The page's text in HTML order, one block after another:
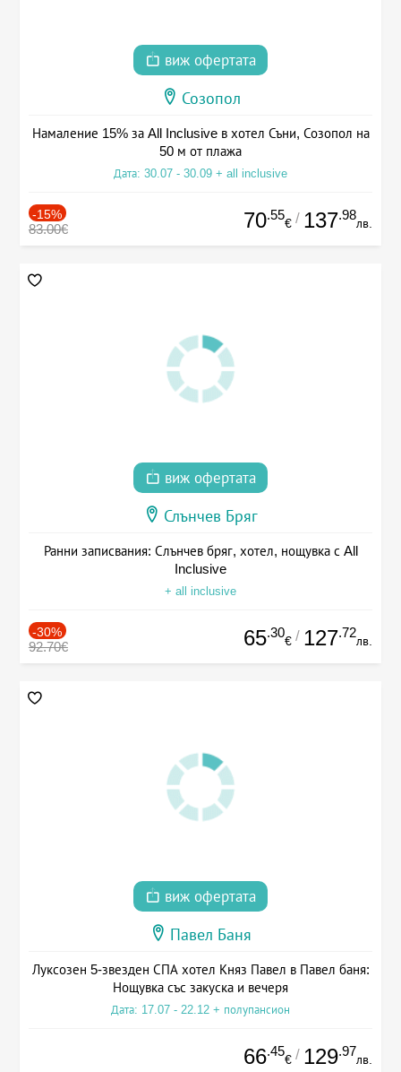
виж офертата
Созопол
Намаление 15% за All Inclusive в хотел Съни, Созопол на
50 м от плажа
Дата: 30.07 - 30.09 + all inclusive
-15%
83.00€ 70.55
€ / 137.98
лв.
виж офертата
Слънчев Бряг
Ранни записвания: Слънчев бряг, хотел, нощувка с All
Inclusive
+ all inclusive
-30%
92.70€ 65.30
€ / 127.72
лв.
виж офертата
Павел Баня
Луксозен 5-звезден СПА хотел Княз Павел в Павел баня:
Нощувка със закуска и вечеря
Дата: 17.07 - 22.12 + полупансион
66.45
€ / 129.97
лв.